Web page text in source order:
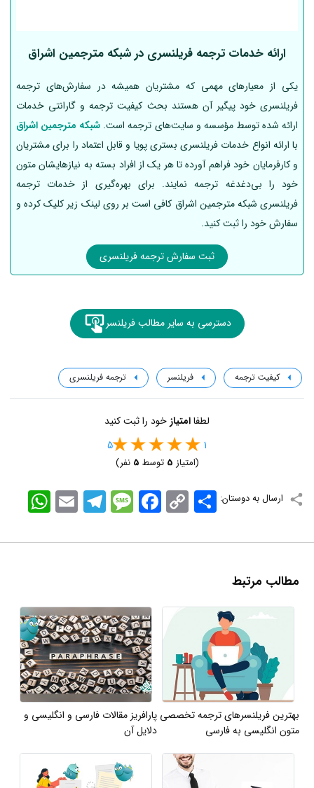
ارائه خدمات ترجمه فریلنسری در شبکه مترجمین اشراق
یکی از معیارهای مهمی که مشتریان همیشه در سفارش‌های ترجمه
فریلنسری خود پیگیر آن هستند بحث کیفیت ترجمه و گارانتی خدمات
ارائه‌ شده توسط مؤسسه و سایت‌های ترجمه است. شبکه مترجمین اشراق
با ارائه انواع خدمات فریلنسری بستری پویا و قابل‌ اعتماد را برای مشتریان
و کارفرمایان خود فراهم آورده تا هر یک از افراد بسته به نیازهایشان متون
خود را بی‌دغدغه ترجمه نمایند. برای بهره‌گیری از خدمات ترجمه
فریلنسری شبکه مترجمین اشراق کافی است بر روی لینک زیر کلیک کرده و
سفارش خود را ثبت کنید.
ثبت سفارش ترجمه فریلنسری
دسترسی به سایر مطالب فریلنسر
کیفیت ترجمه فریلنسر ترجمه فریلنسری
لطفاامتیاز خود را ثبت کنید
1
5
(امتیاز 5 توسط 5 نفر)
ارسال به دوستان: WhatsApp EmailTelegramMessageFacebook Copy
Link
اشتراک
مطالب مرتبط
بهترین فریلنسرهای ترجمه تخصصی
متون انگلیسی به فارسی
پارافریز مقالات فارسی و انگلیسی و
دلایل آن